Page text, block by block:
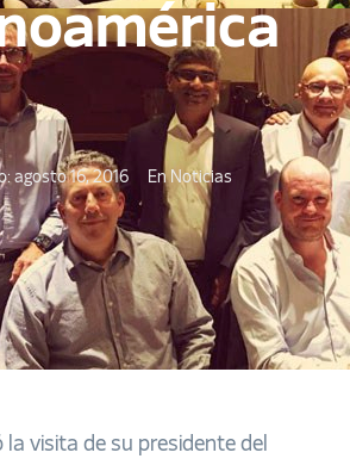
agosto 16, 2016 En Noticias
la visita de su presidente del